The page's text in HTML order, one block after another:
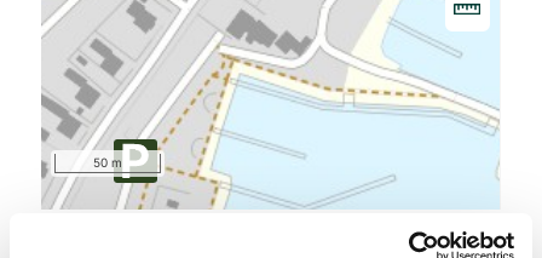
50 m